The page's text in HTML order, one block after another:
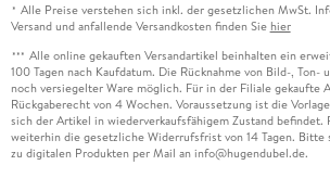
* Alle Preise verstehen sich inkl. der gesetzlichen MwSt.
Versand und anfallende Versandkosten finden Sie hier
*** Alle online gekauften Versandartikel beinhalten ein
100 Tagen nach Kaufdatum. Die Rücknahme von Bild-, Ton-
noch versiegelter Ware möglich. Für in der Filiale gekaufte
Rückgaberecht von 4 Wochen. Voraussetzung ist die
sich der Artikel in wiederverkaufsfähigem Zustand
weiterhin die gesetzliche Widerrufsfrist von 14 Tagen. Bitte
zu digitalen Produkten per Mail an info@hugendubel.de.